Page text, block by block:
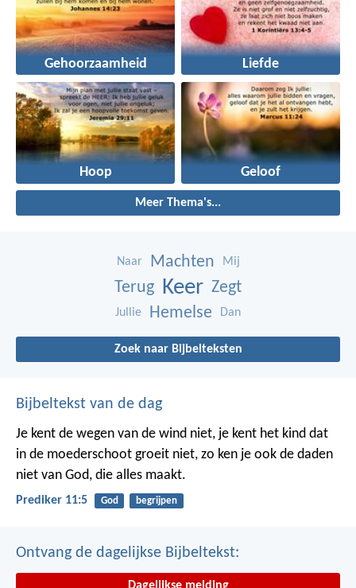
Gehoorzaamheid Liefde
Hoop Geloof
Meer Thema's...
Naar Machten Mij
Terug Keer Zegt
Jullie Hemelse Dan
Zoek naar Bijbelteksten
Bijbeltekst van de dag
Je kent de wegen van de wind niet, je kent het kind dat
in de moederschoot groeit niet, zo ken je ook de daden
niet van God, die alles maakt.
Prediker 11:5 God begrijpen
Ontvang de dagelijkse Bijbeltekst: